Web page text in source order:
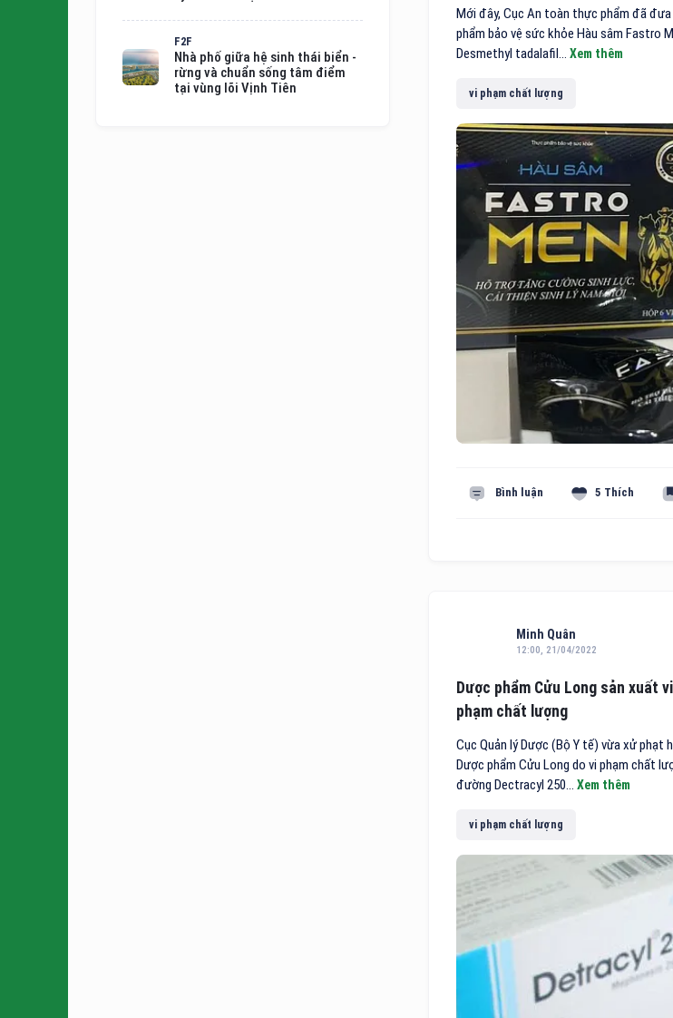
F2F
Nhà phố giữa hệ sinh thái biển -
rừng và chuẩn sống tâm điểm
tại vùng lõi Vịnh Tiên
Mới đây, Cục An toàn thực phẩm đã
phẩm bảo vệ sức khỏe Hàu sâm Fastro
Desmethyl tadalafil... Xem thêm
vi phạm chất lượng
Bình luận 5 Thích
Minh Quân
12:00, 21/04/2022
Dược phẩm Cửu Long sản xuất
phạm chất lượng
Cục Quản lý Dược (Bộ Y tế) vừa xử phạt
Dược phẩm Cửu Long do vi phạm chất
đường Dectracyl 250... Xem thêm
vi phạm chất lượng